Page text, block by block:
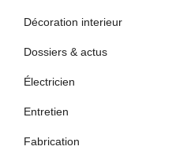
Décoration interieur
Dossiers & actus
Électricien
Entretien
Fabrication